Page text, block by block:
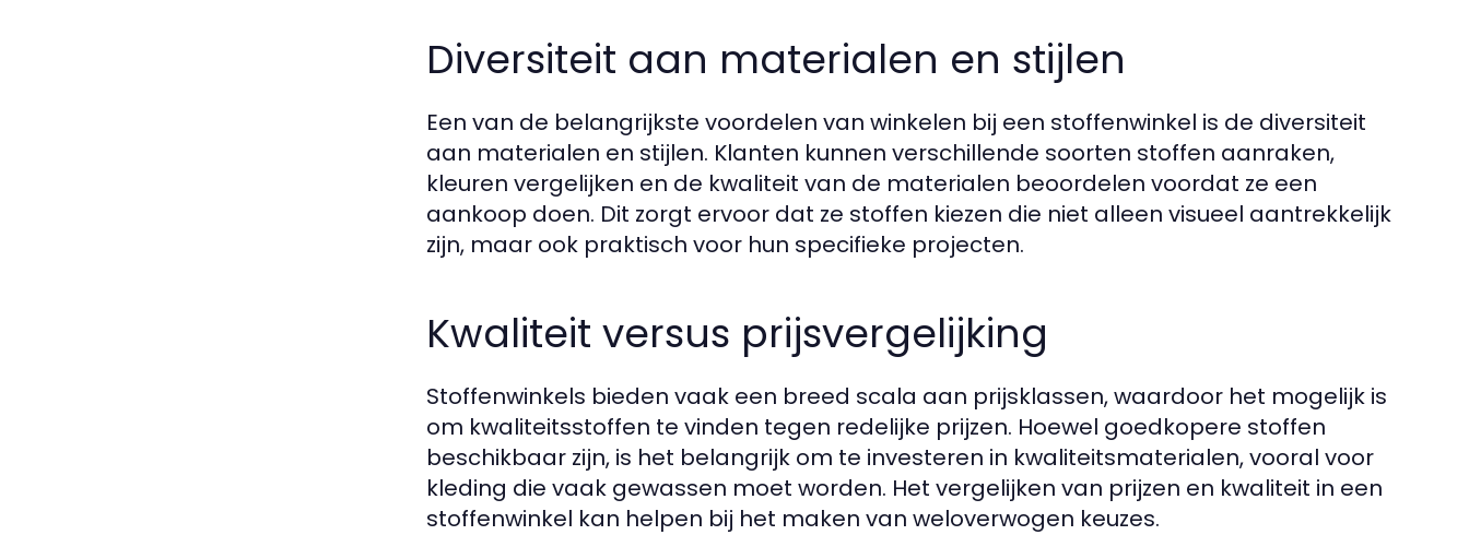
Diversiteit aan materialen en stijlen
Een van de belangrijkste voordelen van winkelen bij een stoffenwinkel is de diversiteit
aan materialen en stijlen. Klanten kunnen verschillende soorten stoffen aanraken,
kleuren vergelijken en de kwaliteit van de materialen beoordelen voordat ze een
aankoop doen. Dit zorgt ervoor dat ze stoffen kiezen die niet alleen visueel aantrekkelijk
zijn, maar ook praktisch voor hun specifieke projecten.
Kwaliteit versus prijsvergelijking
Stoffenwinkels bieden vaak een breed scala aan prijsklassen, waardoor het mogelijk is
om kwaliteitsstoffen te vinden tegen redelijke prijzen. Hoewel goedkopere stoffen
beschikbaar zijn, is het belangrijk om te investeren in kwaliteitsmaterialen, vooral voor
kleding die vaak gewassen moet worden. Het vergelijken van prijzen en kwaliteit in een
stoffenwinkel kan helpen bij het maken van weloverwogen keuzes.